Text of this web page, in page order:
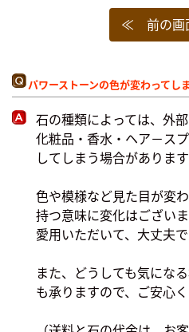
≪ 前の画
パワーストーンの色が変わってし
石の種類によっては、外
化粧品・香水・ヘア－ス
してしまう場合があります
色や模様など見た目が変
持つ意味に変化はござい
愛用いただいて、大丈夫で
また、どうしても気になる
も承りますので、ご安心く